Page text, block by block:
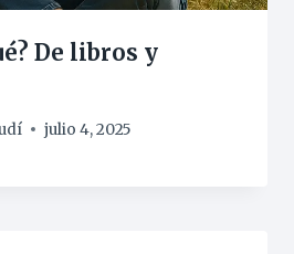
De libros y
julio 4, 2025